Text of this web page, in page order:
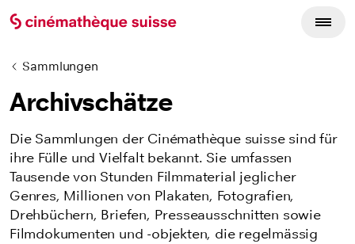
Sammlungen
Archivschätze
Die Sammlungen der Cinémathèque suisse sind für
ihre Fülle und Vielfalt bekannt. Sie umfassen
Tausende von Stunden Filmmaterial jeglicher
Genres, Millionen von Plakaten, Fotografien,
Drehbüchern, Briefen, Presseausschnitten sowie
Filmdokumenten und -objekten, die regelmässig